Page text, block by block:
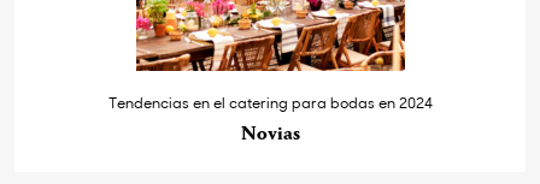
Tendencias en el catering para bodas en 2024
Novias